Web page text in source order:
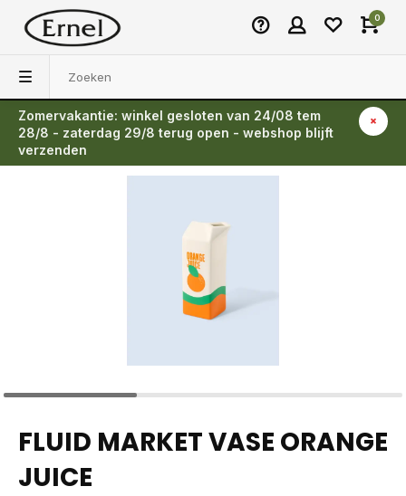
0
Zomervakantie: winkel gesloten van 24/08 tem
28/8 - zaterdag 29/8 terug open - webshop blijft
verzenden
Terug
FLUID MARKET VASE ORANGE
JUICE